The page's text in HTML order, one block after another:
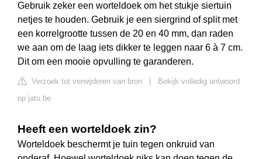
Gebruik zeker een worteldoek om het stukje siertuin
netjes te houden. Gebruik je een siergrind of split met
een korrelgrootte tussen de 20 en 40 mm, dan raden
we aan om de laag iets dikker te leggen naar 6 à 7 cm.
Dit om een mooie opvulling te garanderen.
Verzoek tot verwijderen van bron
Bekijk volledig antwoord
op jatu.be
Heeft een worteldoek zin?
Worteldoek beschermt je tuin tegen onkruid van